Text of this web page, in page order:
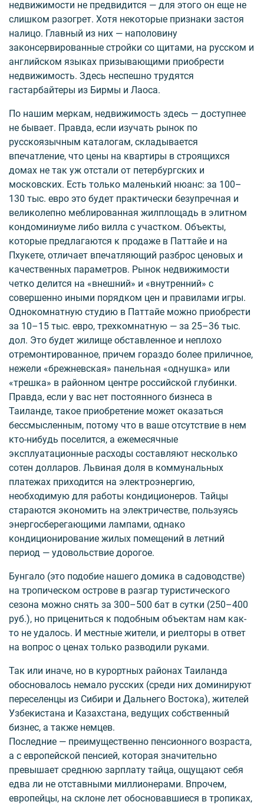
недвижимости не предвидится — для этого он еще не
слишком разогрет. Хотя некоторые признаки застоя
налицо. Главный из них — наполовину
законсервированные стройки со щитами, на русском и
английском языках призывающими приобрести
недвижимость. Здесь неспешно трудятся
гастарбайтеры из Бирмы и Лаоса.
По нашим меркам, недвижимость здесь — доступнее
не бывает. Правда, если изучать рынок по
русскоязычным каталогам, складывается
впечатление, что цены на квартиры в строящихся
домах не так уж отстали от петербургских и
московских. Есть только маленький нюанс: за 100–
130 тыс. евро это будет практически безупречная и
великолепно меблированная жилплощадь в элитном
кондоминиуме либо вилла с участком. Объекты,
которые предлагаются к продаже в Паттайе и на
Пхукете, отличает впечатляющий разброс ценовых и
качественных параметров. Рынок недвижимости
четко делится на «внешний» и «внутренний» с
совершенно иными порядком цен и правилами игры.
Однокомнатную студию в Паттайе можно приобрести
за 10–15 тыс. евро, трехкомнатную — за 25–36 тыс.
дол. Это будет жилище обставленное и неплохо
отремонтированное, причем гораздо более приличное,
нежели «брежневская» панельная «однушка» или
«трешка» в районном центре российской глубинки.
Правда, если у вас нет постоянного бизнеса в
Таиланде, такое приобретение может оказаться
бессмысленным, потому что в ваше отсутствие в нем
кто-нибудь поселится, а ежемесячные
эксплуатационные расходы составляют несколько
сотен долларов. Львиная доля в коммунальных
платежах приходится на электроэнергию,
необходимую для работы кондиционеров. Тайцы
стараются экономить на электричестве, пользуясь
энергосберегающими лампами, однако
кондиционирование жилых помещений в летний
период — удовольствие дорогое.
Бунгало (это подобие нашего домика в садоводстве)
на тропическом острове в разгар туристического
сезона можно снять за 300–500 бат в сутки (250–400
руб.), но прицениться к подобным объектам нам как-
то не удалось. И местные жители, и риелторы в ответ
на вопрос о ценах только разводили руками.
Так или иначе, но в курортных районах Таиланда
обосновалось немало русских (среди них доминируют
переселенцы из Сибири и Дальнего Востока), жителей
Узбекистана и Казахстана, ведущих собственный
бизнес, а также немцев.
Последние — преимущественно пенсионного возраста,
а с европейской пенсией, которая значительно
превышает среднюю зарплату тайца, ощущают себя
едва ли не отставными миллионерами. Впрочем,
европейцы, на склоне лет обосновавшиеся в тропиках,